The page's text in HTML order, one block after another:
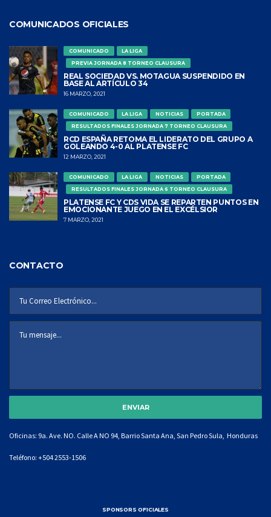
COMUNICADOS OFICIALES
COMUNICADO
LA LIGA
PREVIA JORNADA 8 TORNEO CLAUSURA
REAL SOCIEDAD VS. MOTAGUA SUSPENDIDO EN
BASE AL ARTÍCULO 34
16 MARZO, 2021
COMUNICADO LA LIGA NOTICIAS
PORTADA
RESULTADOS FINALES JORNADA 7 TORNEO CLAUSURA
RCD ESPAÑA RETOMA EL LIDERATO DEL GRUPO A
GOLEANDO 4-0 AL PLATENSE FC
12 MARZO, 2021
COMUNICADO LA LIGA NOTICIAS
PORTADA
RESULTADOS FINALES JORNADA 6 TORNEO CLAUSURA
PLATENSE FC Y CDS VIDA SE REPARTEN PUNTOS EN
EMOCIONANTE JUEGO EN EL EXCÉLSIOR
7 MARZO, 2021
CONTACTO
Oficinas: 9a. Ave. NO. Calle A NO 94, Barrio Santa Ana, San Pedro Sula, Honduras
Teléfono: +504 2553-1506
SPONSORS OFICIALES